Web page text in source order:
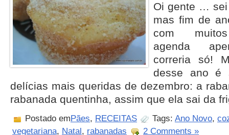
Oi gente … sei
mas fim de
com muitos
agenda
correria só!
desse ano é
delícias mais queridas de dezembro: a
rabanada quentinha, assim que ela sai da
Postado emPães, RECEITAS Tags: Ano Novo,
vegetariana, Natal, rabanadas 2 Comments »